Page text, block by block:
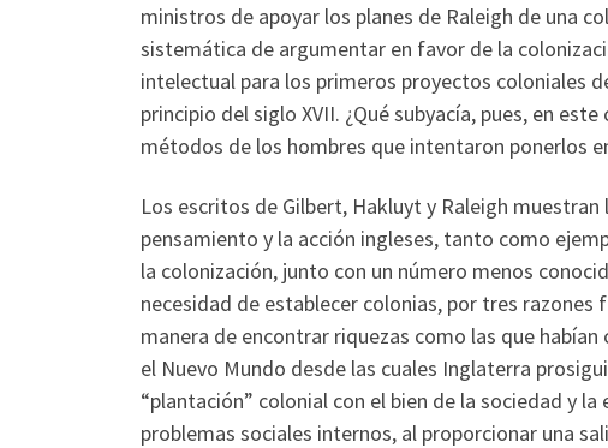
ministros de apoyar los planes de Raleigh de una
sistemática de argumentar en favor de la
intelectual para los primeros proyectos coloniales
principio del siglo XVII. ¿Qué subyacía, pues, en
métodos de los hombres que intentaron ponerlos
Los escritos de Gilbert, Hakluyt y Raleigh
pensamiento y la acción ingleses, tanto como
la colonización, junto con un número menos
necesidad de establecer colonias, por tres
manera de encontrar riquezas como las que
el Nuevo Mundo desde las cuales Inglaterra
“plantación” colonial con el bien de la sociedad y
problemas sociales internos, al proporcionar una